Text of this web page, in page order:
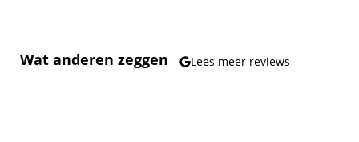
Wat anderen zeggen Lees meer reviews